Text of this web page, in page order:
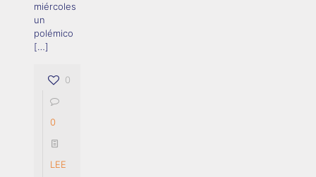
miércoles
un
polémico
[…]
0
0
LEE